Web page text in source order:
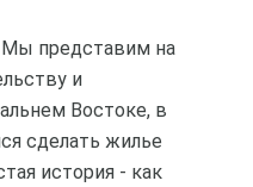
Мы представим на
и
Востоке, в
сделать жилье
история - как